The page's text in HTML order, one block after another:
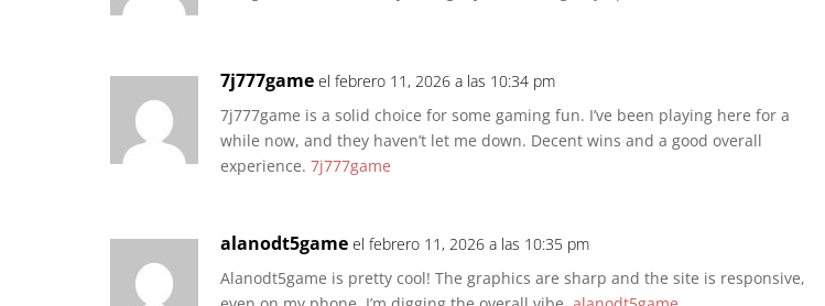
7j777game el febrero 11, 2026 a las 10:34 pm
7j777game is a solid choice for some gaming fun. I’ve been playing here for a
while now, and they haven’t let me down. Decent wins and a good overall
experience. 7j777game
alanodt5game el febrero 11, 2026 a las 10:35 pm
Alanodt5game is pretty cool! The graphics are sharp and the site is responsive,